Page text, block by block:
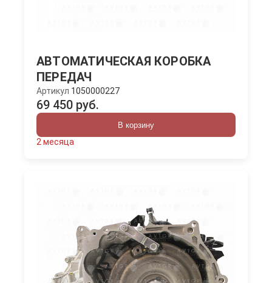
АВТОМАТИЧЕСКАЯ КОРОБКА
ПЕРЕДАЧ
Артикул 1050000227
69 450 руб.
В корзину
2 месяца